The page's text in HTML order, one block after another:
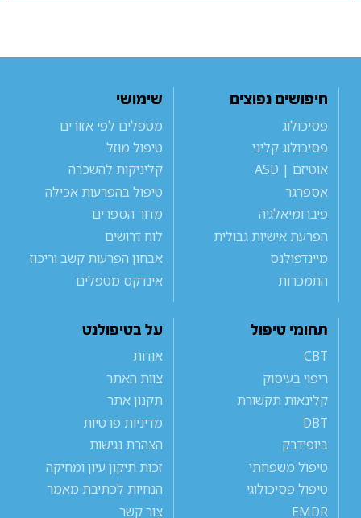
חיפושים נפוצים
פסיכולוג
פסיכולוג קליני
אוטיזם | ASD
אספרגר
פיברומיאלגיה
הפרעת אישיות גבולית
מיינדפולנס
התמכרות
שימושי
מטפלים לפי אזורים
טיפול מוזל
קליניקות להשכרה
טיפול בהפרעות אכילה
מדור הספרים
לוח דרושים
אבחון הפרעות קשב וריכוז
אינדקס מטפלים
תחומי טיפול
CBT
ריפוי בעיסוק
קלינאות תקשורת
DBT
ביופידבק
טיפול משפחתי
טיפול פסיכולוגי
EMDR
על בטיפולנט
אודות
צוות האתר
תקנון אתר
מדיניות פרטיות
הצהרת נגישות
זכות תיקון עיון ומחיקה
הנחיות לכתיבת מאמר
צור קשר